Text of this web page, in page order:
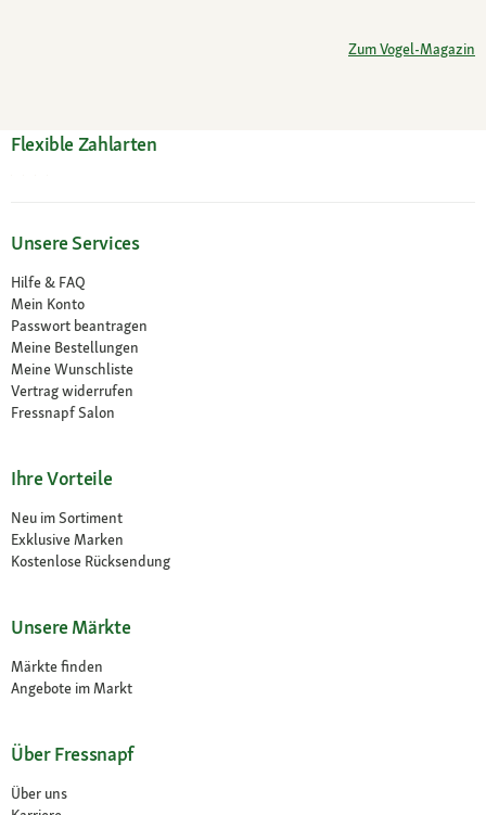
Zum Vogel-Magazin
Flexible Zahlarten
Unsere Services
Hilfe & FAQ
Mein Konto
Passwort beantragen
Meine Bestellungen
Meine Wunschliste
Vertrag widerrufen
Fressnapf Salon
Ihre Vorteile
Neu im Sortiment
Exklusive Marken
Kostenlose Rücksendung
Unsere Märkte
Märkte finden
Angebote im Markt
Über Fressnapf
Über uns